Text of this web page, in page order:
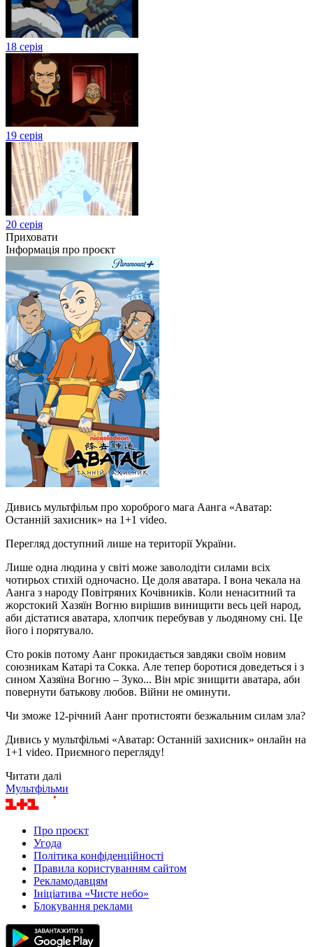
18 серія
19 серія
20 серія
Приховати
Інформація про проєкт
Дивись мультфільм про хороброго мага Аанга «Аватар:
Останній захисник» на 1+1 video.
Перегляд доступний лише на території України.
Лише одна людина у світі може заволодіти силами всіх
чотирьох стихій одночасно. Це доля аватара. І вона чекала на
Аанга з народу Повітряних Кочівників. Коли ненаситний та
жорстокий Хазяїн Вогню вирішив винищити весь цей народ,
аби дістатися аватара, хлопчик перебував у льодяному сні. Це
його і порятувало.
Сто років потому Аанг прокидається завдяки своїм новим
союзникам Катарі та Сокка. Але тепер боротися доведеться і з
сином Хазяїна Вогню – Зуко... Він мріє знищити аватара, аби
повернути батькову любов. Війни не оминути.
Чи зможе 12-річний Аанг протистояти безжальним силам зла?
Дивись у мультфільмі «Аватар: Останній захисник» онлайн на
1+1 video. Приємного перегляду!
Читати далі
Мультфільми
Про проєкт
Угода
Політика конфіденційності
Правила користуванням сайтом
Рекламодавцям
Ініціатива «Чисте небо»
Блокування реклами